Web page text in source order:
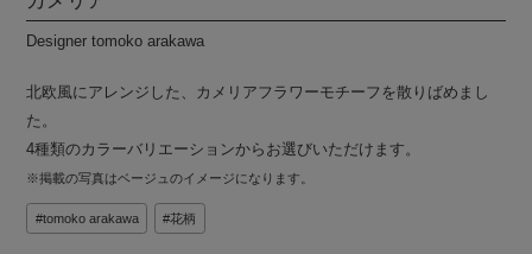
Designer tomoko arakawa
北欧風にアレンジした、カメリアフラワーモチーフを散りばめまし
た。
4種類のカラーバリエーションからお選びいただけます。
※掲載の写真はベージュのイメージになります。
tomoko arakawa 花柄